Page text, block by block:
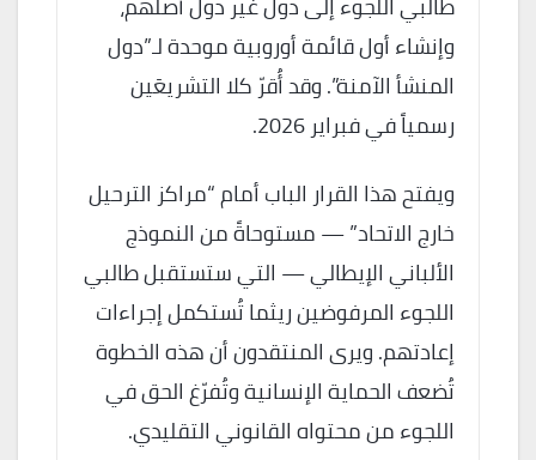
وإنشاء أول قائمة أوروبية موحدة لـ”دول
المنشأ الآمنة”. وقد أُقرّ كلا التشريعَين
رسمياً في فبراير 2026.
ويفتح هذا القرار الباب أمام “مراكز الترحيل
خارج الاتحاد” — مستوحاةً من النموذج
الألباني الإيطالي — التي ستستقبل طالبي
اللجوء المرفوضين ريثما تُستكمل إجراءات
إعادتهم. ويرى المنتقدون أن هذه الخطوة
تُضعف الحماية الإنسانية وتُفرّغ الحق في
اللجوء من محتواه القانوني التقليدي.